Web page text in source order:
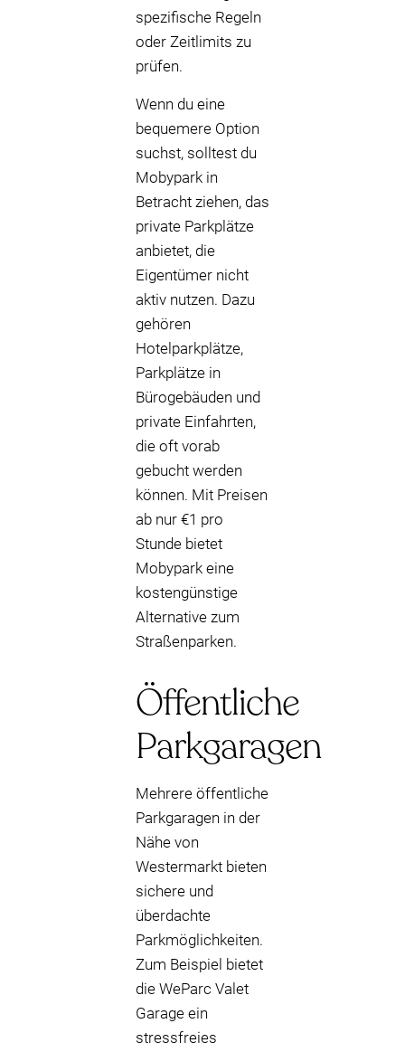
spezifische Regeln
oder Zeitlimits zu
prüfen.
Wenn du eine
bequemere Option
suchst, solltest du
Mobypark in
Betracht ziehen, das
private Parkplätze
anbietet, die
Eigentümer nicht
aktiv nutzen. Dazu
gehören
Hotelparkplätze,
Parkplätze in
Bürogebäuden und
private Einfahrten,
die oft vorab
gebucht werden
können. Mit Preisen
ab nur €1 pro
Stunde bietet
Mobypark eine
kostengünstige
Alternative zum
Straßenparken.
Öffentliche
Parkgaragen
Mehrere öffentliche
Parkgaragen in der
Nähe von
Westermarkt bieten
sichere und
überdachte
Parkmöglichkeiten.
Zum Beispiel bietet
die WeParc Valet
Garage ein
stressfreies